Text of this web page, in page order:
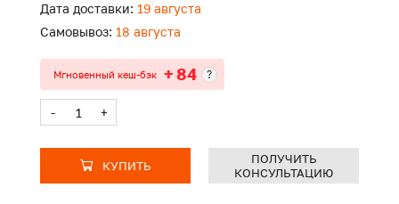
Дата доставки: 19 августа
Самовывоз: 18 августа
Мгновенный кеш-бэк + 84 ?
- +
КУПИТЬ
ПОЛУЧИТЬ
КОНСУЛЬТАЦИЮ